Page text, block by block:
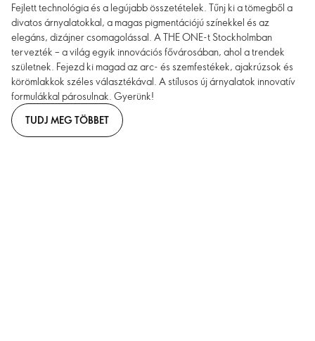
Fejlett technológia és a legújabb összetételek. Tűnj ki a tömegből a
divatos árnyalatokkal, a magas pigmentációjú színekkel és az
elegáns, dizájner csomagolással. A THE ONE-t Stockholmban
tervezték – a világ egyik innovációs fővárosában, ahol a trendek
születnek. Fejezd ki magad az arc- és szemfestékek, ajakrúzsok és
körömlakkok széles választékával. A stílusos új árnyalatok innovatív
formulákkal párosulnak. Gyerünk!
TUDJ MEG TÖBBET